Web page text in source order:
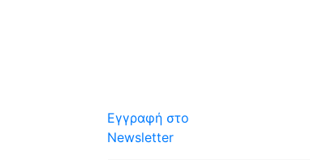
Εγγραφή στο
Newsletter